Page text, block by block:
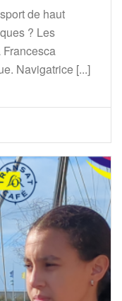
de haut
? Les
Navigatrice [...]